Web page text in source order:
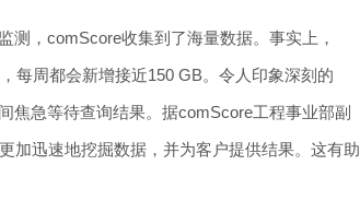
测，comScore收集到了海量数据。事实上，
每周都会新增接近150 GB。令人印象深刻的
焦急等待查询结果。据comScore工程事业部副
加迅速地挖掘数据，并为客户提供结果。这有助